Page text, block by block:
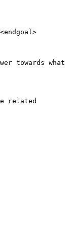
towards what
related